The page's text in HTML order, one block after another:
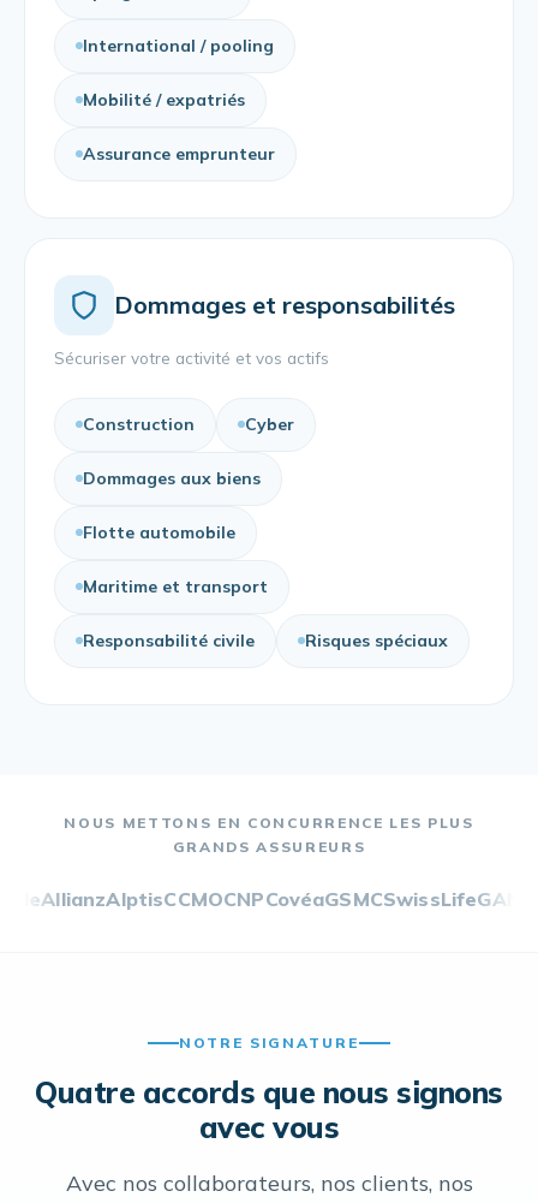
International / pooling
Mobilité / expatriés
Assurance emprunteur
Dommages et responsabilités
Sécuriser votre activité et vos actifs
Construction Cyber
Dommages aux biens
Flotte automobile
Maritime et transport
Responsabilité civile Risques spéciaux
NOUS METTONS EN CONCURRENCE LES PLUS
GRANDS ASSUREURS
AlptisCCMOCNPCovéaGSMCSwissLifeGANAXA
NOTRE SIGNATURE
Quatre accords que nous signons
avec vous
Avec nos collaborateurs, nos clients, nos